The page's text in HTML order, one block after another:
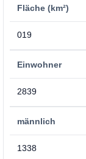
Fläche (km²)
019
Einwohner
2839
männlich
1338